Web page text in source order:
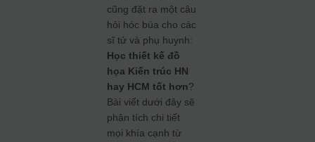
cũng đặt ra một câu
hỏi hóc búa cho các
sĩ tử và phụ huynh:
Học thiết kế đồ
họa Kiến trúc HN
hay HCM tốt hơn?
Bài viết dưới đây sẽ
phân tích chi tiết
mọi khía cạnh từ